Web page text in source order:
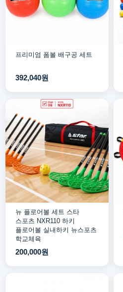
프리미엄 폼볼 배구공 세트
392,040원
뉴 플로어볼 세트 스타
스포츠 NXR110 하키
플로어볼 실내하키 뉴스포츠
학교체육
200,000원